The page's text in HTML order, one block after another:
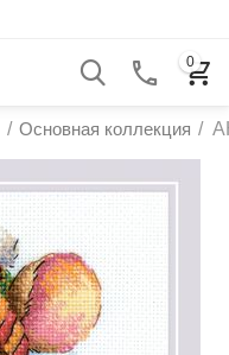
0
/ Основная коллекция /